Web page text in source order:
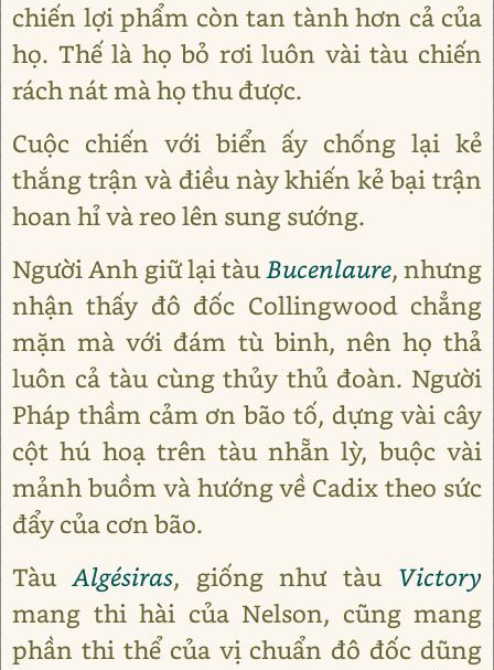
chiến lợi phẩm còn tan tành hơn cả của
họ. Thế là họ bỏ rơi luôn vài tàu chiến
rách nát mà họ thu được.
Cuộc chiến với biển ấy chống lại kẻ
thắng trận và điều này khiến kẻ bại trận
hoan hỉ và reo lên sung sướng.
Người Anh giữ lại tàuBucenlaure, nhưng
nhận thấy đô đốc Collingwood chẳng
mặn mà với đám tù binh, nên họ thả
luôn cả tàu cùng thủy thủ đoàn. Người
Pháp thầm cảm ơn bão tố, dựng vài cây
cột hú hoạ trên tàu nhẵn lỳ, buộc vài
mảnh buồm và hướng về Cadix theo sức
đẩy của cơn bão.
TàuAlgésiras, giống như tàu Victory
mang thi hài của Nelson, cũng mang
phần thi thể của vị chuẩn đô đốc dũng